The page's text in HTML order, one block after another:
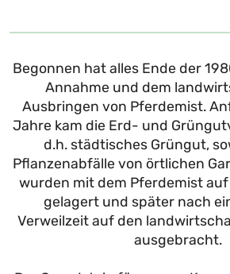
Begonnen hat alles Ende der
Annahme und dem
Ausbringen von Pferdemist.
Jahre kam die Erd- und
d.h. städtisches Grüngut,
Pflanzenabfälle von örtlichen
wurden mit dem Pferdemist
gelagert und später nach
Verweilzeit auf den
ausgebracht.